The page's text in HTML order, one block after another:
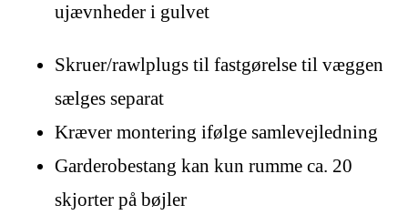
ujævnheder i gulvet
Skruer/rawlplugs til fastgørelse til væggen
sælges separat
Kræver montering ifølge samlevejledning
Garderobestang kan kun rumme ca. 20
skjorter på bøjler